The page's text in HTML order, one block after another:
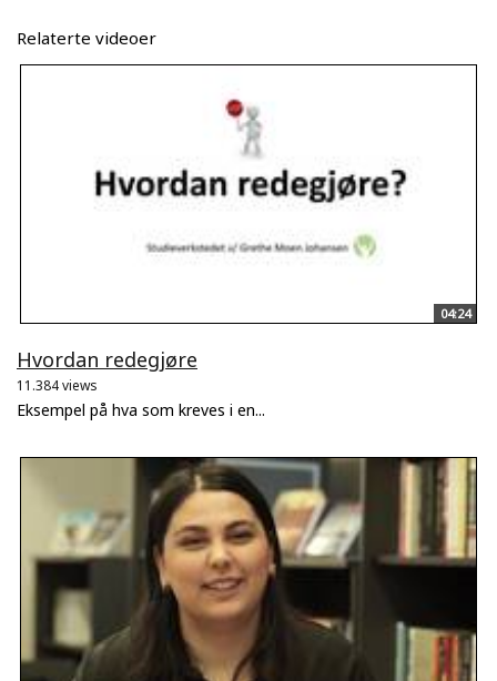
Relaterte videoer
04:24
Hvordan redegjøre
11.384 views
Eksempel på hva som kreves i en...